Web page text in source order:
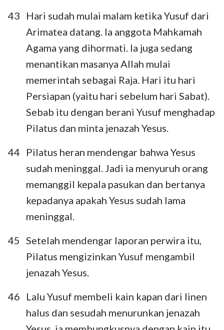
43
Hari sudah mulai malam ketika Yusuf dari
Arimatea datang. Ia anggota Mahkamah
Agama yang dihormati. Ia juga sedang
menantikan masanya Allah mulai
memerintah sebagai Raja. Hari itu hari
Persiapan (yaitu hari sebelum hari Sabat).
Sebab itu dengan berani Yusuf menghadap
Pilatus dan minta jenazah Yesus.
44
Pilatus heran mendengar bahwa Yesus
sudah meninggal. Jadi ia menyuruh orang
memanggil kepala pasukan dan bertanya
kepadanya apakah Yesus sudah lama
meninggal.
45 Setelah mendengar laporan perwira itu,
Pilatus mengizinkan Yusuf mengambil
jenazah Yesus.
46
Lalu Yusuf membeli kain kapan dari linen
halus dan sesudah menurunkan jenazah